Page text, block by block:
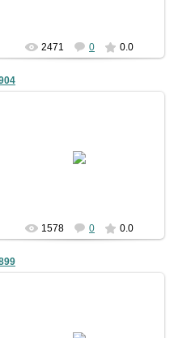
2471 0 0.0
1578 0 0.0